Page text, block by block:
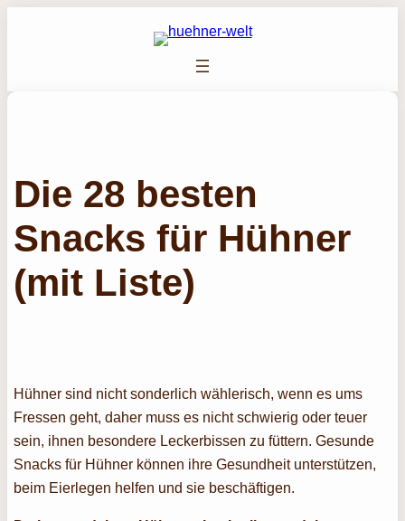
Die 28 besten
Snacks für Hühner
(mit Liste)
Hühner sind nicht sonderlich wählerisch, wenn es ums
Fressen geht, daher muss es nicht schwierig oder teuer
sein, ihnen besondere Leckerbissen zu füttern. Gesunde
Snacks für Hühner können ihre Gesundheit unterstützen,
beim Eierlegen helfen und sie beschäftigen.